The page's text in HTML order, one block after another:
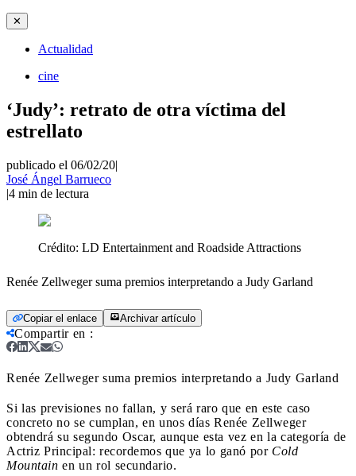
✕
Actualidad
cine
‘Judy’: retrato de otra víctima del
estrellato
publicado el 06/02/20|
José Ángel Barrueco
|4 min de lectura
Crédito: LD Entertainment and Roadside Attractions
Renée Zellweger suma premios interpretando a Judy Garland
Copiar el enlace Archivar artículo
Compartir en :
Renée Zellweger suma premios interpretando a Judy Garland
Si las previsiones no fallan, y será raro que en este caso
concreto no se cumplan, en unos días Renée Zellweger
obtendrá su segundo Oscar, aunque esta vez en la categoría de
Actriz Principal: recordemos que ya lo ganó por Cold
Mountain en un rol secundario.